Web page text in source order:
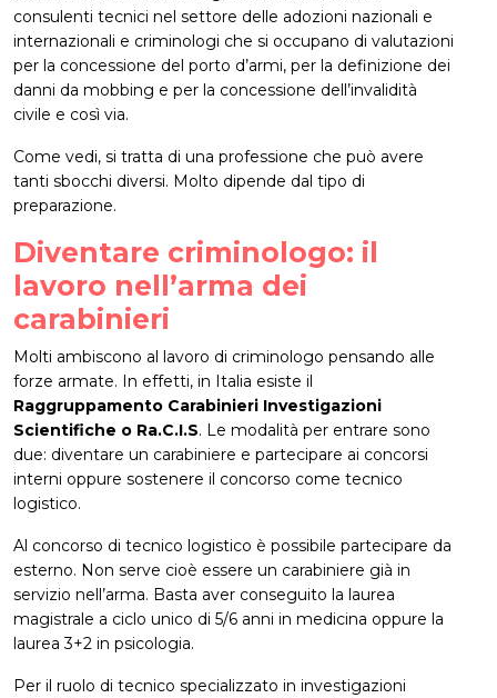
consulenti tecnici nel settore delle adozioni nazionali e
internazionali e criminologi che si occupano di valutazioni
per la concessione del porto d’armi, per la definizione dei
danni da mobbing e per la concessione dell’invalidità
civile e così via.
Come vedi, si tratta di una professione che può avere
tanti sbocchi diversi. Molto dipende dal tipo di
preparazione.
Diventare criminologo: il
lavoro nell’arma dei
carabinieri
Molti ambiscono al lavoro di criminologo pensando alle
forze armate. In effetti, in Italia esiste il
Raggruppamento Carabinieri Investigazioni
Scientifiche o Ra.C.I.S. Le modalità per entrare sono
due: diventare un carabiniere e partecipare ai concorsi
interni oppure sostenere il concorso come tecnico
logistico.
Al concorso di tecnico logistico è possibile partecipare da
esterno. Non serve cioè essere un carabiniere già in
servizio nell’arma. Basta aver conseguito la laurea
magistrale a ciclo unico di 5/6 anni in medicina oppure la
laurea 3+2 in psicologia.
Per il ruolo di tecnico specializzato in investigazioni